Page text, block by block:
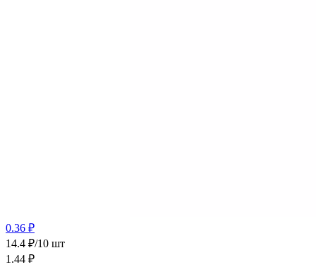
0.36 ₽
14.4 ₽/10 шт
1.44 ₽